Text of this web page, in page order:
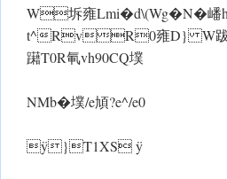
 W坼雍Lmi�d\(Wg�N�嶓
t^RvR0雍D} W跋_N\舸
躤T0R氠vh90CQ墣
NMb�墣/e頄?e^/e0
ÿ}T1XS ÿ